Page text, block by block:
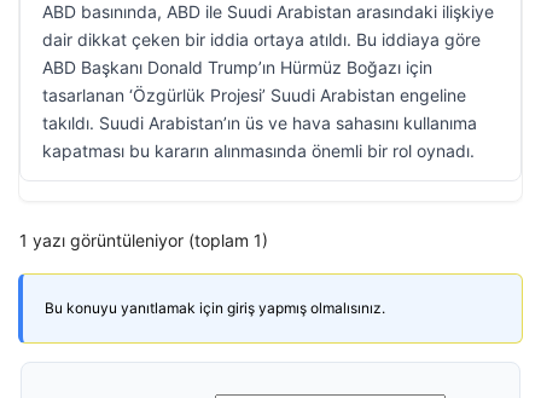
ABD basınında, ABD ile Suudi Arabistan arasındaki ilişkiye
dair dikkat çeken bir iddia ortaya atıldı. Bu iddiaya göre
ABD Başkanı Donald Trump’ın Hürmüz Boğazı için
tasarlanan ‘Özgürlük Projesi’ Suudi Arabistan engeline
takıldı. Suudi Arabistan’ın üs ve hava sahasını kullanıma
kapatması bu kararın alınmasında önemli bir rol oynadı.
1 yazı görüntüleniyor (toplam 1)
Bu konuyu yanıtlamak için giriş yapmış olmalısınız.